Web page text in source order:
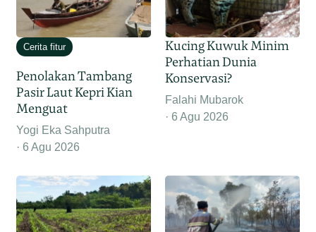
Cerita fitur
Penolakan Tambang
Pasir Laut Kepri Kian
Menguat
Yogi Eka Sahputra
6 Agu 2026
Kucing Kuwuk Minim
Perhatian Dunia
Konservasi?
Falahi Mubarok
6 Agu 2026